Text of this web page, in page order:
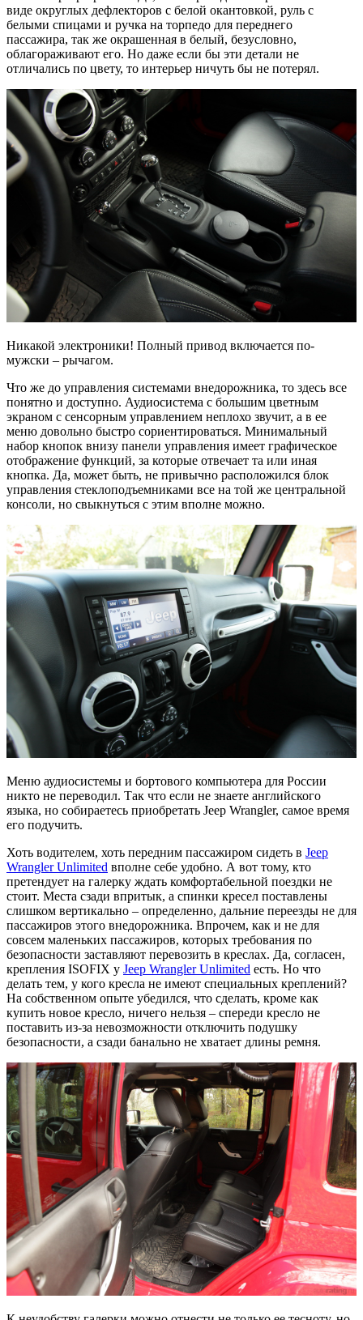
виде округлых дефлекторов с белой окантовкой, руль с
белыми спицами и ручка на торпедо для переднего
пассажира, так же окрашенная в белый, безусловно,
облагораживают его. Но даже если бы эти детали не
отличались по цвету, то интерьер ничуть бы не потерял.
Никакой электроники! Полный привод включается по-
мужски – рычагом.
Что же до управления системами внедорожника, то здесь все
понятно и доступно. Аудиосистема с большим цветным
экраном с сенсорным управлением неплохо звучит, а в ее
меню довольно быстро сориентироваться. Минимальный
набор кнопок внизу панели управления имеет графическое
отображение функций, за которые отвечает та или иная
кнопка. Да, может быть, не привычно расположился блок
управления стеклоподъемниками все на той же центральной
консоли, но свыкнуться с этим вполне можно.
Меню аудиосистемы и бортового компьютера для России
никто не переводил. Так что если не знаете английского
языка, но собираетесь приобретать Jeep Wrangler, самое время
его подучить.
Хоть водителем, хоть передним пассажиром сидеть в Jeep
Wrangler Unlimited вполне себе удобно. А вот тому, кто
претендует на галерку ждать комфортабельной поездки не
стоит. Места сзади впритык, а спинки кресел поставлены
слишком вертикально – определенно, дальние переезды не для
пассажиров этого внедорожника. Впрочем, как и не для
совсем маленьких пассажиров, которых требования по
безопасности заставляют перевозить в креслах. Да, согласен,
крепления ISOFIX у Jeep Wrangler Unlimited есть. Но что
делать тем, у кого кресла не имеют специальных креплений?
На собственном опыте убедился, что сделать, кроме как
купить новое кресло, ничего нельзя – спереди кресло не
поставить из-за невозможности отключить подушку
безопасности, а сзади банально не хватает длины ремня.